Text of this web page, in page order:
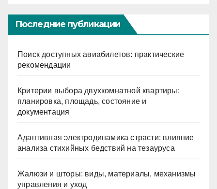
Последние публикации
Поиск доступных авиабилетов: практические
рекомендации
Критерии выбора двухкомнатной квартиры:
планировка, площадь, состояние и
документация
Адаптивная электродинамика страсти: влияние
анализа стихийных бедствий на тезауруса
Жалюзи и шторы: виды, материалы, механизмы
управления и уход